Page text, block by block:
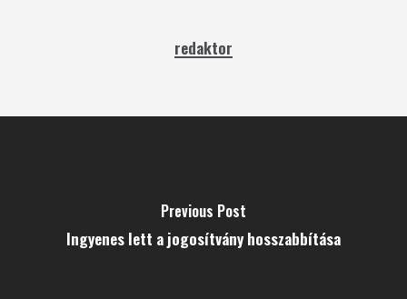
redaktor
Previous Post
Ingyenes lett a jogosítvány hosszabbítása